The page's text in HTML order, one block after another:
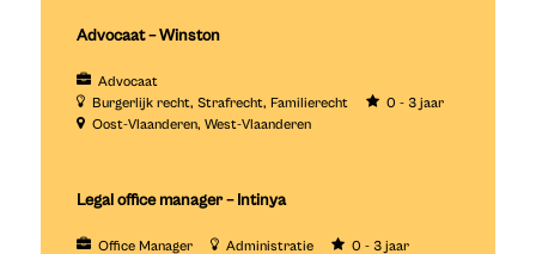
Advocaat – Winston
Advocaat
Burgerlijk recht Strafrecht Familierecht
0 - 3 jaar
Oost-Vlaanderen West-Vlaanderen
Legal office manager – Intinya
Office Manager Administratie
0 - 3 jaar